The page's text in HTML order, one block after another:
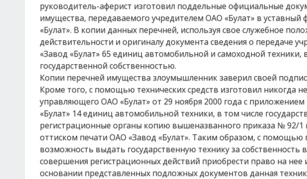
руководитель-аферист изготовил поддельные официальные
имущества, передаваемого учредителем ОАО «Булат» в уставный
«Булат». В копии данных перечней, используя свое служебное
действительности и оригиналу документа сведения о передаче
«Завод «Булат» 65 единиц автомобильной и самоходной
государственной собственностью.
Копии перечней имущества злоумышленник заверил своей
Кроме того, с помощью технических средств изготовил никогда
управляющего ОАО «Булат» от 29 ноября 2000 года с
«Булат» 14 единиц автомобильной техники, в том числе
регистрационные органы копию вышеназванного приказа № 92/
оттиском печати ОАО «Завод «Булат». Таким образом, с
возможность выдать государственную технику за собственность
совершения регистрационных действий приобрести право на
основании представленных подложных документов данная